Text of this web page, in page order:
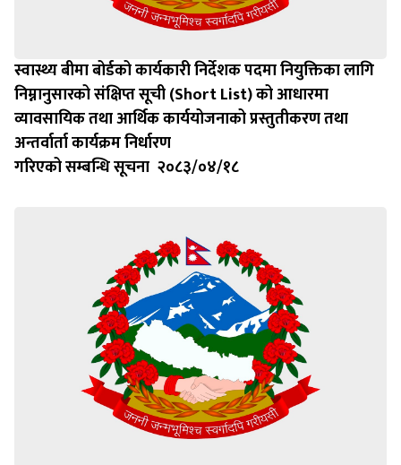
स्वास्थ्य बीमा बोर्डको कार्यकारी निर्देशक पदमा नियुक्तिका लागि
निम्नानुसारको संक्षिप्त सूची (Short List) को आधारमा
व्यावसायिक तथा आर्थिक कार्ययोजनाको प्रस्तुतीकरण तथा
अन्तर्वार्ता कार्यक्रम निर्धारण
गरिएको सम्बन्धि सूचना २०८३/०४/१८